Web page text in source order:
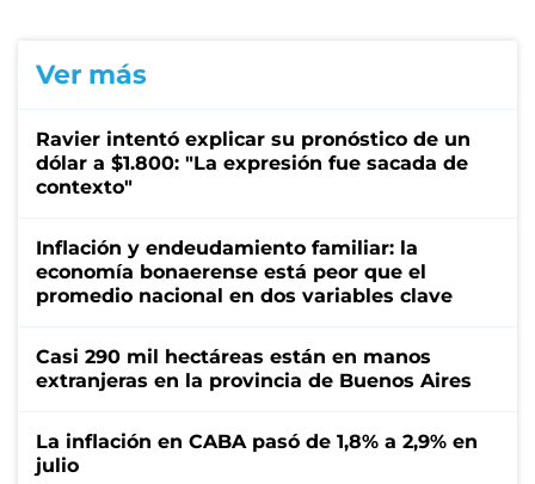
Ver más
Ravier intentó explicar su pronóstico de un
dólar a $1.800: "La expresión fue sacada de
contexto"
Inflación y endeudamiento familiar: la
economía bonaerense está peor que el
promedio nacional en dos variables clave
Casi 290 mil hectáreas están en manos
extranjeras en la provincia de Buenos Aires
La inflación en CABA pasó de 1,8% a 2,9% en
julio